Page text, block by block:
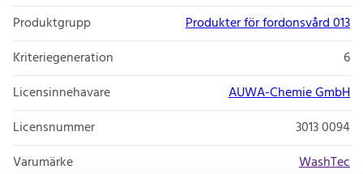
Produktgrupp
Produkter för fordonsvård 013
Kriteriegeneration
6
Licensinnehavare
AUWA-Chemie GmbH
Licensnummer
3013 0094
Varumärke
WashTec